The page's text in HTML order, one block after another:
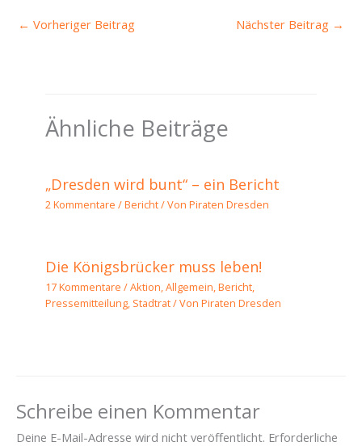
← Vorheriger Beitrag Nächster Beitrag →
Ähnliche Beiträge
„Dresden wird bunt“ – ein Bericht
2 Kommentare /Bericht/ VonPiraten Dresden
Die Königsbrücker muss leben!
17 Kommentare /Aktion,Allgemein,Bericht,
Pressemitteilung, Stadtrat/ VonPiraten Dresden
Schreibe einen Kommentar
Deine E-Mail-Adresse wird nicht veröffentlicht. Erforderliche